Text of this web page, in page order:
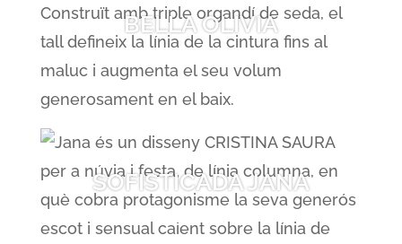
BELLA OLIVIA
SOFISTICADA JANA